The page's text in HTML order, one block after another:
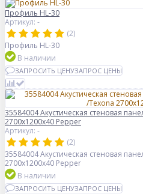
Профиль HL-30
Артикул: -
(2)
Профиль HL-30
В наличии
ЗАПРОСИТЬ ЦЕНУЗАПРОС ЦЕНЫ
35584004 Акустическая стеновая
2700x1200x40 Pepper
Артикул: -
(2)
35584004 Акустическая стеновая
2700x1200x40 Pepper
В наличии
ЗАПРОСИТЬ ЦЕНУЗАПРОС ЦЕНЫ